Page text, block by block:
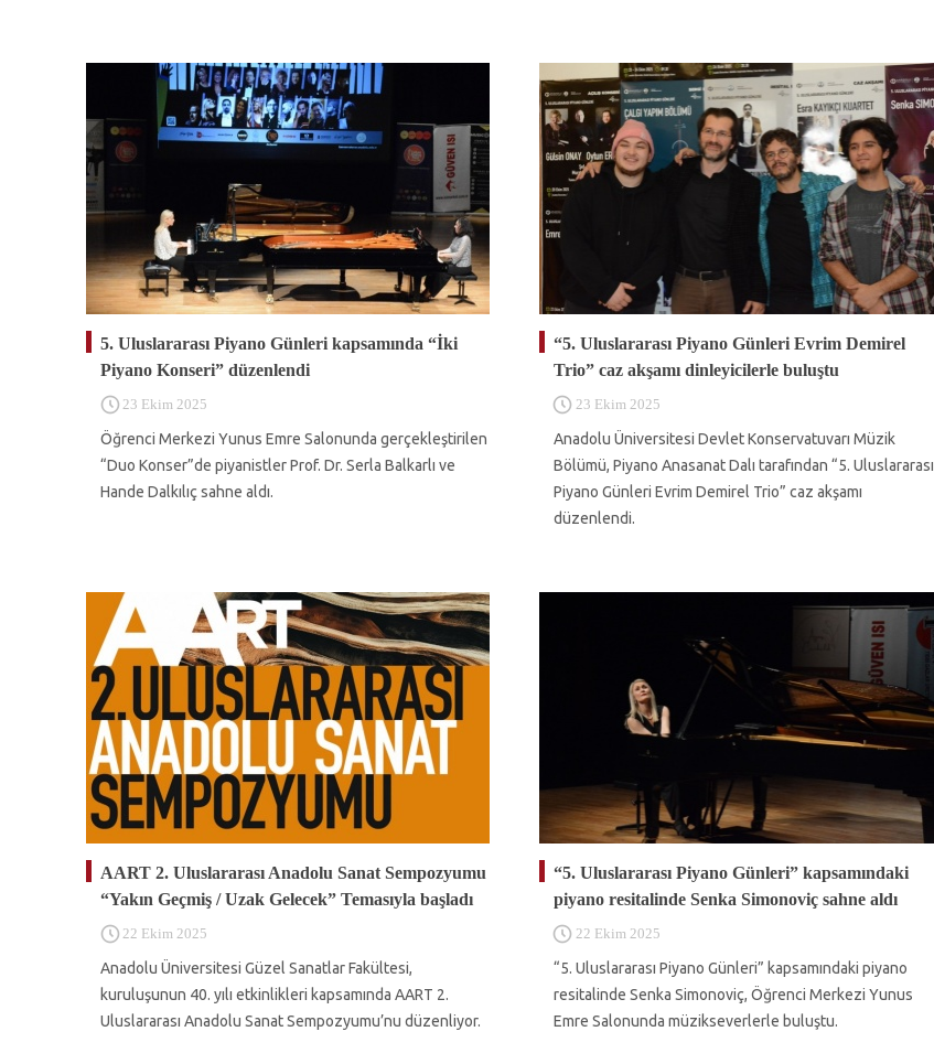
5. Uluslararası Piyano Günleri kapsamında “İki
Piyano Konseri” düzenlendi
23 Ekim 2025
Öğrenci Merkezi Yunus Emre Salonunda gerçekleştirilen
“Duo Konser”de piyanistler Prof. Dr. Serla Balkarlı ve
Hande Dalkılıç sahne aldı.
“5. Uluslararası Piyano Günleri Evrim Demirel
Trio” caz akşamı dinleyicilerle buluştu
23 Ekim 2025
Anadolu Üniversitesi Devlet Konservatuvarı Müzik
Bölümü, Piyano Anasanat Dalı tarafından “5. Uluslararası
Piyano Günleri Evrim Demirel Trio” caz akşamı
düzenlendi.
AART 2. Uluslararası Anadolu Sanat Sempozyumu
“Yakın Geçmiş / Uzak Gelecek” Temasıyla başladı
22 Ekim 2025
Anadolu Üniversitesi Güzel Sanatlar Fakültesi,
kuruluşunun 40. yılı etkinlikleri kapsamında AART 2.
Uluslararası Anadolu Sanat Sempozyumu’nu düzenliyor.
“5. Uluslararası Piyano Günleri” kapsamındaki
piyano resitalinde Senka Simonoviç sahne aldı
22 Ekim 2025
“5. Uluslararası Piyano Günleri” kapsamındaki piyano
resitalinde Senka Simonoviç, Öğrenci Merkezi Yunus
Emre Salonunda müzikseverlerle buluştu.